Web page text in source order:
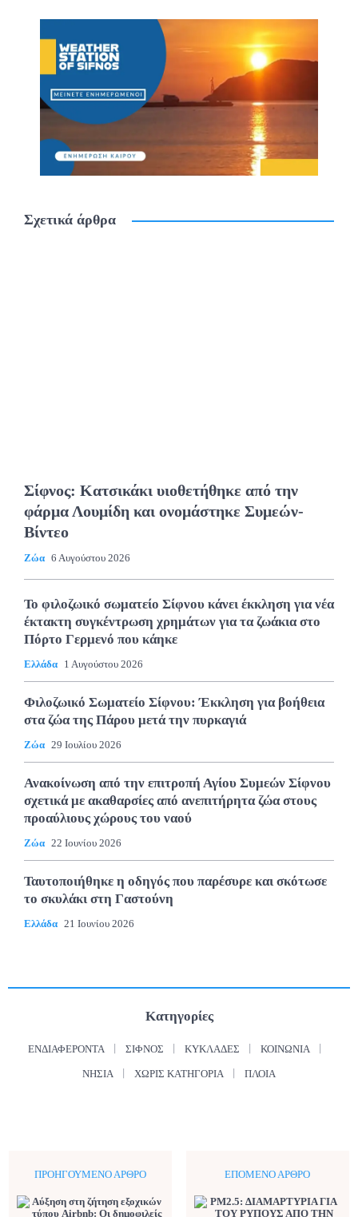
Σχετικά άρθρα
Σίφνος: Κατσικάκι υιοθετήθηκε από την
φάρμα Λουμίδη και ονομάστηκε Συμεών-
Βίντεο
Ζώα 6 Αυγούστου 2026
Το φιλοζωικό σωματείο Σίφνου κάνει έκκληση για νέα
έκτακτη συγκέντρωση χρημάτων για τα ζωάκια στο
Πόρτο Γερμενό που κάηκε
Ελλάδα 1 Αυγούστου 2026
Φιλοζωικό Σωματείο Σίφνου: Έκκληση για βοήθεια
στα ζώα της Πάρου μετά την πυρκαγιά
Ζώα 29 Ιουλίου 2026
Ανακοίνωση από την επιτροπή Αγίου Συμεών Σίφνου
σχετικά με ακαθαρσίες από ανεπιτήρητα ζώα στους
προαύλιους χώρους του ναού
Ζώα 22 Ιουνίου 2026
Ταυτοποιήθηκε η οδηγός που παρέσυρε και σκότωσε
το σκυλάκι στη Γαστούνη
Ελλάδα 21 Ιουνίου 2026
Κατηγορίες
ΕΝΔΙΑΦΈΡΟΝΤΑ ΣΊΦΝΟΣ ΚΥΚΛΆΔΕΣ ΚΟΙΝΩΝΊΑ
ΝΗΣΙΆ ΧΩΡΊΣ ΚΑΤΗΓΟΡΊΑ ΠΛΟΊΑ
ΠΡΟΗΓΟΎΜΕΝΟ ΆΡΘΡΟ ΕΠΌΜΕΝΟ ΆΡΘΡΟ